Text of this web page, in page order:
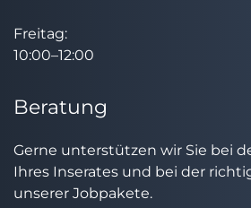
Freitag:
10:00–12:00
Beratung
Gerne unterstützen wir Sie bei
Ihres Inserates und bei der
unserer Jobpakete.